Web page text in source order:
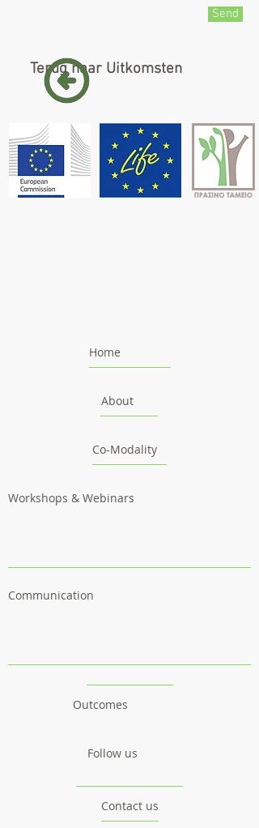
Terug naar Uitkomsten
Send
Home
About
Co-Modality
Workshops & Webinars
Outcomes
Contact us
Communication
Follow us